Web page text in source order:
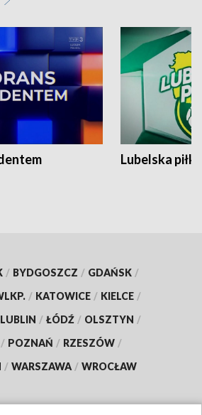
Lubelska piłka
/ BYDGOSZCZ / GDAŃSK /
/ KATOWICE / KIELCE /
LUBLIN / ŁÓDŹ / OLSZTYN /
/ POZNAŃ / RZESZÓW /
/ WARSZAWA / WROCŁAW